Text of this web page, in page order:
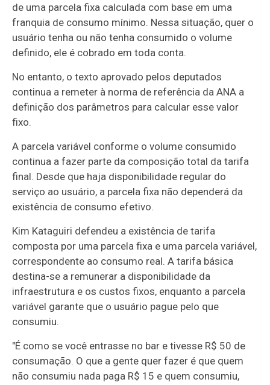
de uma parcela fixa calculada com base em uma
franquia de consumo mínimo. Nessa situação, quer o
usuário tenha ou não tenha consumido o volume
definido, ele é cobrado em toda conta.
No entanto, o texto aprovado pelos deputados
continua a remeter à norma de referência da ANA a
definição dos parâmetros para calcular esse valor
fixo.
A parcela variável conforme o volume consumido
continua a fazer parte da composição total da tarifa
final. Desde que haja disponibilidade regular do
serviço ao usuário, a parcela fixa não dependerá da
existência de consumo efetivo.
Kim Kataguiri defendeu a existência de tarifa
composta por uma parcela fixa e uma parcela variável,
correspondente ao consumo real. A tarifa básica
destina-se a remunerar a disponibilidade da
infraestrutura e os custos fixos, enquanto a parcela
variável garante que o usuário pague pelo que
consumiu.
"É como se você entrasse no bar e tivesse R$ 50 de
consumação. O que a gente quer fazer é que quem
não consumiu nada paga R$ 15 e quem consumiu,